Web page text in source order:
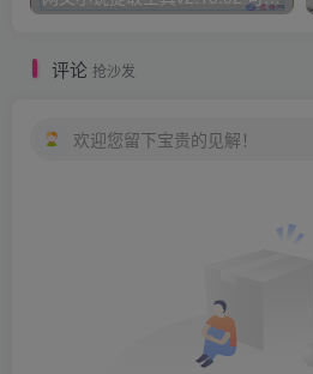
评论 抢沙发
欢迎您留下宝贵的见解！